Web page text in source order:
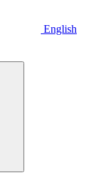
English